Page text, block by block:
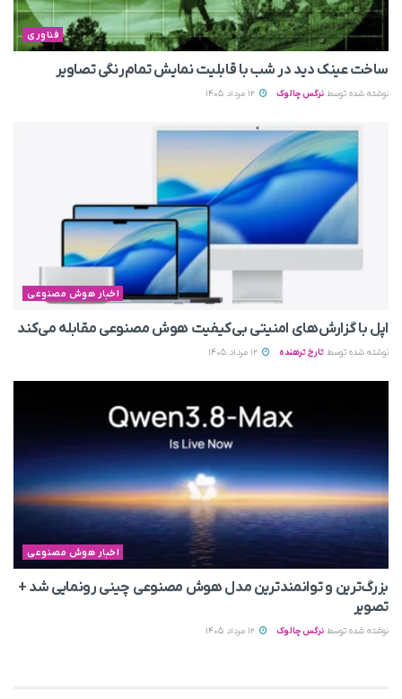
فناوری
ساخت عینک دید در شب با قابلیت نمایش تمام‌رنگی تصاویر
نوشته شده توسط نرگس چالوک
اخبار هوش مصنوعی
اپل با گزارش‌های امنیتی بی‌کیفیت هوش مصنوعی مقابله می‌کند
نوشته شده توسط تارخ ترهنده
اخبار هوش مصنوعی
بزرگ‌ترین و توانمندترین مدل هوش مصنوعی چینی رونمایی شد +
تصویر
نوشته شده توسط نرگس چالوک